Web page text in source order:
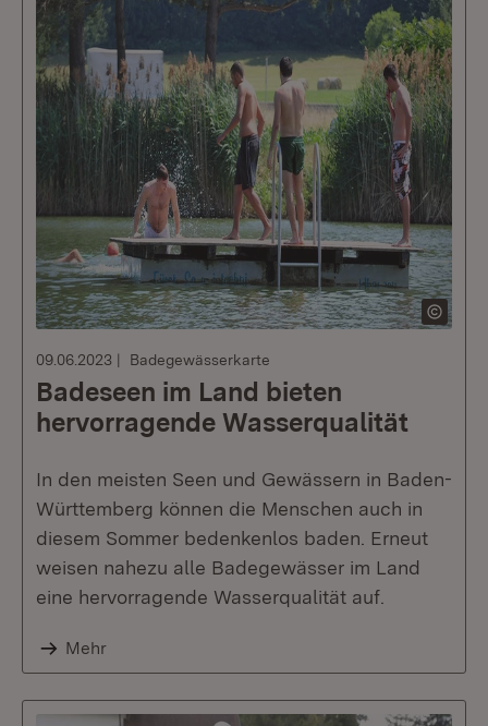
09.06.2023 Badegewässerkarte
Badeseen im Land bieten
hervorragende Wasserqualität
In den meisten Seen und Gewässern in Baden-
Württemberg können die Menschen auch in
diesem Sommer bedenkenlos baden. Erneut
weisen nahezu alle Badegewässer im Land
eine hervorragende Wasserqualität auf.
Mehr